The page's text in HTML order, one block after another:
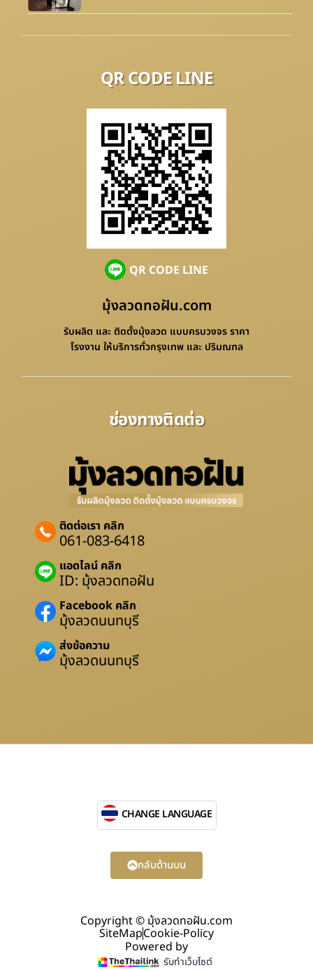
QR CODE LINE
QR CODE LINE
มุ้งลวดทอฝัน.com
รับผลิต และ ติดตั้งมุ้งลวด แบบครบวงจร ราคา
โรงงาน ให้บริการทั่วกรุงเทพ และ ปริมณฑล
ช่องทางติดต่อ
ติดต่อเรา คลิก
061-083-6418
แอดไลน์ คลิก
ID: มุ้งลวดทอฝัน
Facebook คลิก
มุ้งลวดนนทบุรี
ส่งข้อความ
มุ้งลวดนนทบุรี
Copyright © มุ้งลวดทอฝัน.com
SiteMapCookie-Policy
Powered by
รับทำเว็บไซต์
CHANGE LANGUAGE
กลับด้านบน